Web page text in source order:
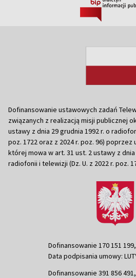
Dofinansowanie ustawowych zadań
związanych z realizacją misji publicznej
ustawy z dnia 29 grudnia 1992 r. o
poz. 1722 oraz z 2024 r. poz. 96)
której mowa w art. 31 ust. 2 ustawy z dnia
radiofonii i telewizji (Dz. U. z 2022 r. poz.
Dofinansowanie 170 151
Data podpisania umowy:
Dofinansowanie 391 856